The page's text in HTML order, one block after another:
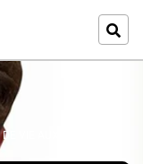
VIE AUX FAMILLES